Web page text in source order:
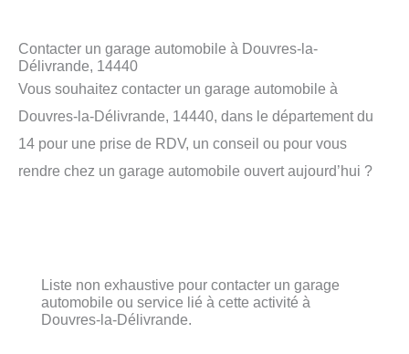
Contacter un garage automobile à Douvres-la-
Délivrande, 14440
Vous souhaitez contacter un garage automobile à
Douvres-la-Délivrande, 14440, dans le département du
14 pour une prise de RDV, un conseil ou pour vous
rendre chez un garage automobile ouvert aujourd’hui ?
Liste non exhaustive pour contacter un garage
automobile ou service lié à cette activité à
Douvres-la-Délivrande.